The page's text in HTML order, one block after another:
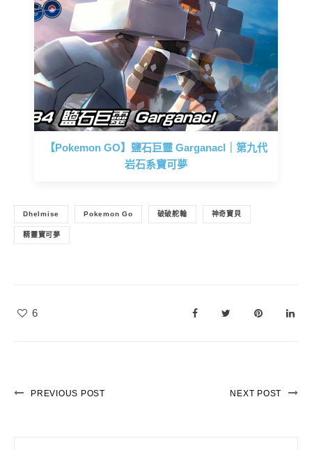
【Pokemon GO】鹽石巨靈 Garganacl｜第九代
岩石系寶可夢
Dhelmise Pokemon Go 破破舵輪 神奇寶貝
精靈寶可夢
6
PREVIOUS POST NEXT POST